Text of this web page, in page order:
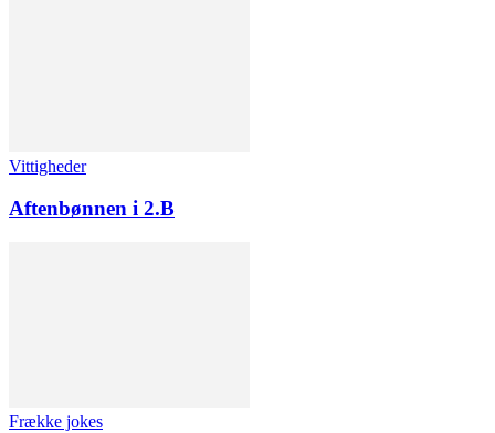
Vittigheder
Aftenbønnen i 2.B
Frække jokes